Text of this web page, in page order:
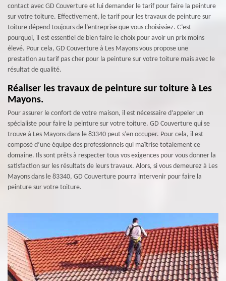
contact avec GD Couverture et lui demander le tarif pour faire la peinture
sur votre toiture. Effectivement, le tarif pour les travaux de peinture sur
toiture dépend toujours de l’entreprise que vous choisissiez. C’est
pourquoi, il est essentiel de bien faire le choix pour avoir un prix moins
élevé. Pour cela, GD Couverture à Les Mayons vous propose une
prestation au tarif pas cher pour la peinture sur votre toiture mais avec le
résultat de qualité.
Réaliser les travaux de peinture sur toiture à Les
Mayons.
Pour assurer le confort de votre maison, il est nécessaire d’appeler un
spécialiste pour faire la peinture sur votre toiture. GD Couverture qui se
trouve à Les Mayons dans le 83340 peut s’en occuper. Pour cela, il est
composé d’une équipe des professionnels qui maîtrise totalement ce
domaine. Ils sont prêts à respecter tous vos exigences pour vous donner la
satisfaction sur les résultats de leurs travaux. Alors, si vous demeurez à Les
Mayons dans le 83340, GD Couverture pourra intervenir pour faire la
peinture sur votre toiture.